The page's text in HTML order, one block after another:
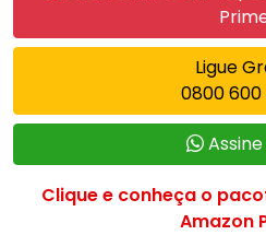
Ligue
0800 600
Assine
Clique e conheça o
Amazon